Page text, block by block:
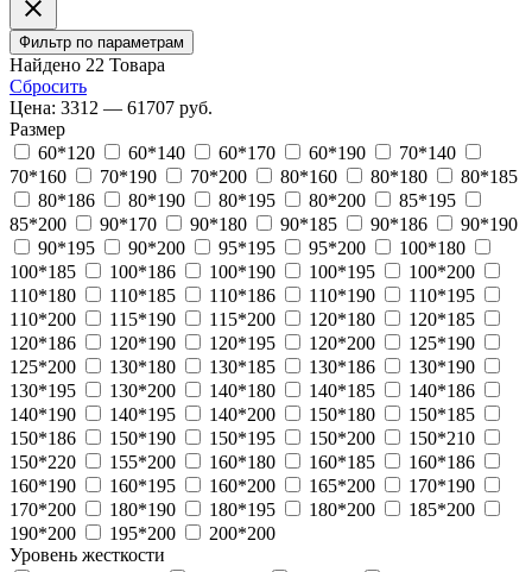
Фильтр по параметрам
Найдено 22 Товара
Сбросить
Цена: 3312 — 61707 руб.
Размер
60*120
60*140 60*170 60*190
70*140
70*160
70*190 70*200 80*160 80*180
80*185
80*186
80*190 80*195 80*200
85*195
85*200
90*170 90*180 90*185 90*186
90*190
90*195
90*200 95*195 95*200
100*180
100*185
100*186 100*190 100*195
100*200
110*180
110*185 110*186 110*190
110*195
110*200
115*190 115*200 120*180
120*185
120*186
120*190 120*195 120*200
125*190
125*200
130*180 130*185 130*186
130*190
130*195
130*200 140*180 140*185
140*186
140*190
140*195 140*200 150*180
150*185
150*186
150*190 150*195 150*200
150*210
150*220
155*200 160*180 160*185
160*186
160*190
160*195 160*200 165*200
170*190
170*200
180*190 180*195 180*200
185*200
190*200
195*200
200*200
Уровень жесткости